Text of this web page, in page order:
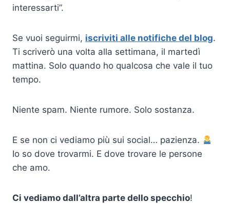
interessarti”.
Se vuoi seguirmi, iscriviti alle notifiche del blog.
Ti scriverò una volta alla settimana, il martedì
mattina. Solo quando ho qualcosa che vale il tuo
tempo.
Niente spam. Niente rumore. Solo sostanza.
E se non ci vediamo più sui social… pazienza.
Io so dove trovarmi. E dove trovare le persone
che amo.
Ci vediamo dall’altra parte dello specchio!